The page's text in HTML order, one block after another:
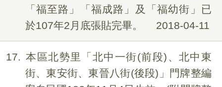
「福至路」「福成路」及「福幼街」已
於107年2月底張貼完畢。
2018-04-11
17
本區北勢里「北中一街(前段)、北中東
街、東安街、東晉八街(後段)」門牌整編